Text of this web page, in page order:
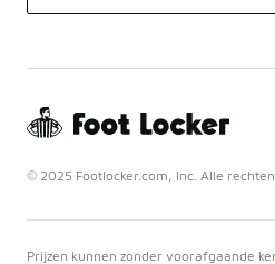
© 2025 Footlocker.com, Inc. Alle
Prijzen kunnen zonder voorafgaande